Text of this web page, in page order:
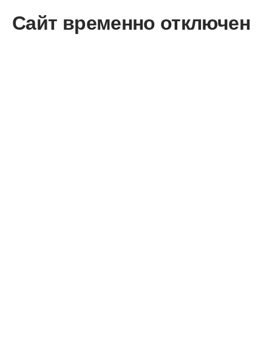
Сайт временно отключен